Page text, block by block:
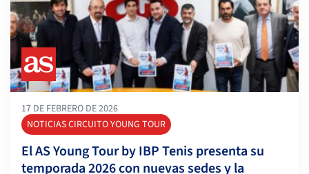
17 DE FEBRERO DE 2026
NOTICIAS CIRCUITO YOUNG TOUR
El AS Young Tour by IBP Tenis presenta su
temporada 2026 con nuevas sedes y la